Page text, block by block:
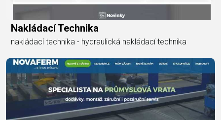
Nakládací Technika
nakládací technika - hydraulická nakládací technika